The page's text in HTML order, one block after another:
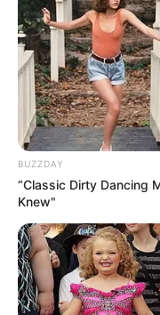
BUZZDAY
“Classic Dirty Dancing
Knew"